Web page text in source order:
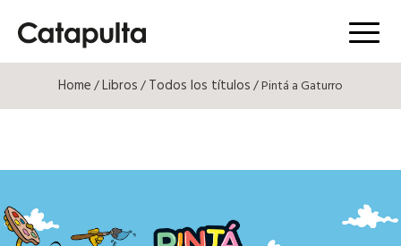
Menú
Home/Libros/Todos los títulos/ Pintá a Gaturro